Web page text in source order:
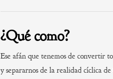
¿Qué como?
Ese afán que tenemos de convertir
y separarnos de la realidad cíclica